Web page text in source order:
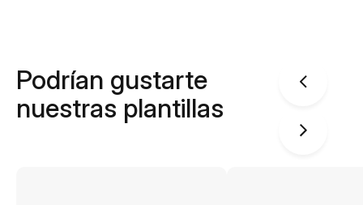
Podrían gustarte
nuestras plantillas